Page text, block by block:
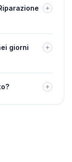
giorni